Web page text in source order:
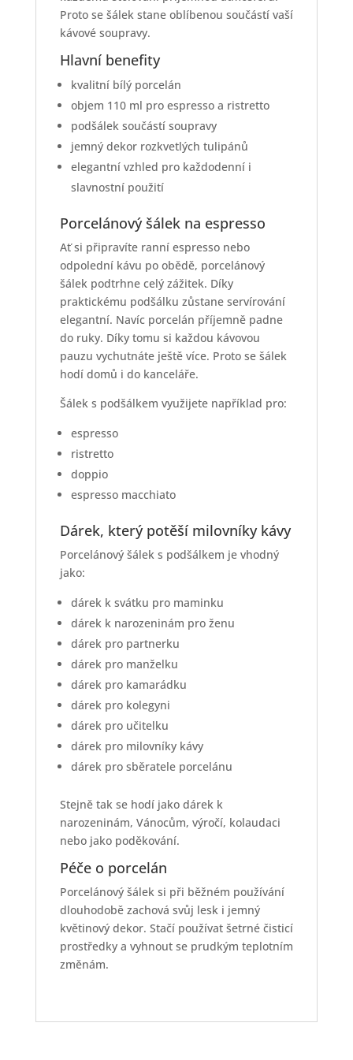
Proto se šálek stane oblíbenou součástí vaší
kávové soupravy.
Hlavní benefity
kvalitní bílý porcelán
objem 110 ml pro espresso a ristretto
podšálek součástí soupravy
jemný dekor rozkvetlých tulipánů
elegantní vzhled pro každodenní i
slavnostní použití
Porcelánový šálek na espresso
Ať si připravíte ranní espresso nebo
odpolední kávu po obědě, porcelánový
šálek podtrhne celý zážitek. Díky
praktickému podšálku zůstane servírování
elegantní. Navíc porcelán příjemně padne
do ruky. Díky tomu si každou kávovou
pauzu vychutnáte ještě více. Proto se šálek
hodí domů i do kanceláře.
Šálek s podšálkem využijete například pro:
espresso
ristretto
doppio
espresso macchiato
Dárek, který potěší milovníky kávy
Porcelánový šálek s podšálkem je vhodný
jako:
dárek k svátku pro maminku
dárek k narozeninám pro ženu
dárek pro partnerku
dárek pro manželku
dárek pro kamarádku
dárek pro kolegyni
dárek pro učitelku
dárek pro milovníky kávy
dárek pro sběratele porcelánu
Stejně tak se hodí jako dárek k
narozeninám, Vánocům, výročí, kolaudaci
nebo jako poděkování.
Péče o porcelán
Porcelánový šálek si při běžném používání
dlouhodobě zachová svůj lesk i jemný
květinový dekor. Stačí používat šetrné čisticí
prostředky a vyhnout se prudkým teplotním
změnám.